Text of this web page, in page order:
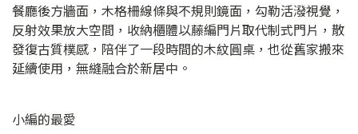
餐廳後方牆面，木格柵線條與不規則鏡面，勾勒活潑視覺，
反射效果放大空間，收納櫃體以藤編門片取代制式門片，散
發復古質樸感，陪伴了一段時間的木紋圓桌，也從舊家搬來
延續使用，無縫融合於新居中。
小編的最愛